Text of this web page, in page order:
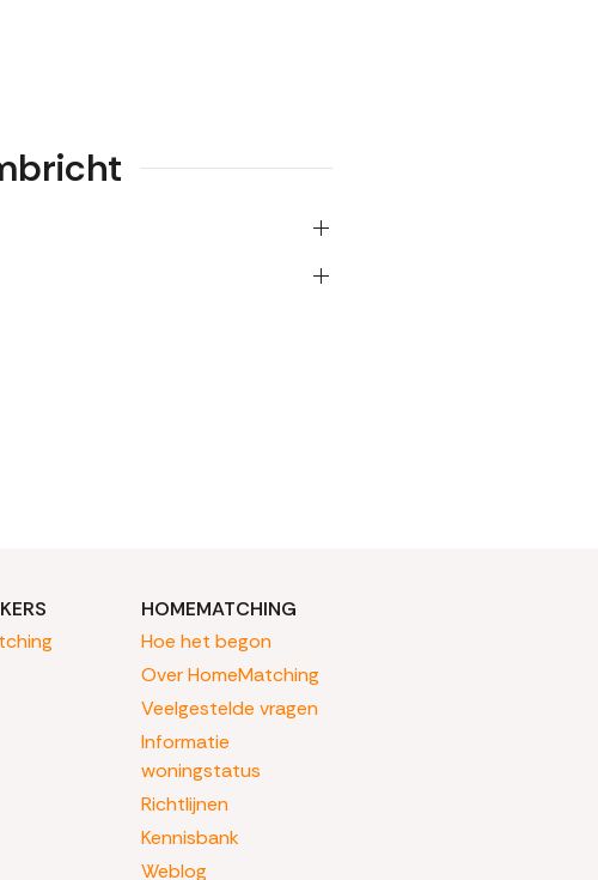
HOMEMATCHING
Hoe het begon
Over HomeMatching
Veelgestelde vragen
Informatie
woningstatus
Richtlijnen
Kennisbank
Weblog